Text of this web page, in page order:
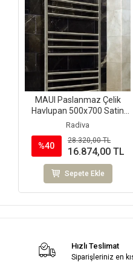
MAUI Paslanmaz Çelik
Havlupan 500x700 Satin
Polisaj
Radiva
%40
28.320,00 TL
16.874,00 TL
Sepete Ekle
Hızlı Teslimat
Siparişleriniz en